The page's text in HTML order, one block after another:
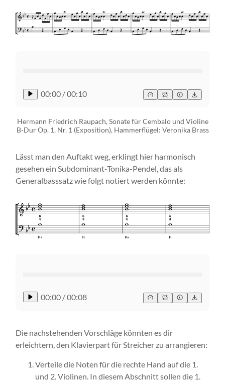
00:00 /00:10
Hermann Friedrich Raupach, Sonate für Cembalo und Violine
B-Dur Op. 1, Nr. 1 (Exposition), Hammerflügel: Veronika Brass
Lässt man den Auftakt weg, erklingt hier harmonisch
gesehen ein Subdominant-Tonika-Pendel, das als
Generalbasssatz wie folgt notiert werden könnte:
00:00 /00:08
Die nachstehenden Vorschläge könnten es dir
erleichtern, den Klavierpart für Streicher zu arrangieren:
Verteile die Noten für die rechte Hand auf die 1.
und 2. Violinen. In diesem Abschnitt sollen die 1.